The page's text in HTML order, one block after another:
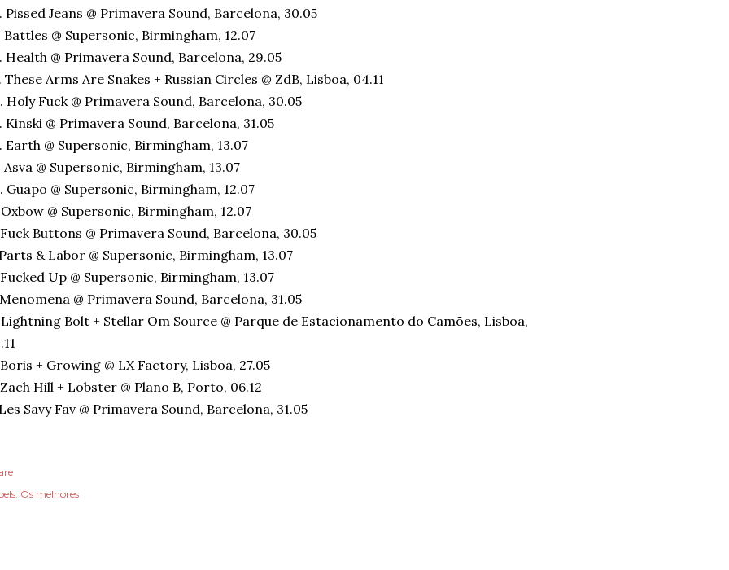
Pissed Jeans @ Primavera Sound, Barcelona, 30.05
Battles @ Supersonic, Birmingham, 12.07
Health @ Primavera Sound, Barcelona, 29.05
These Arms Are Snakes + Russian Circles @ ZdB, Lisboa, 04.11
Holy Fuck @ Primavera Sound, Barcelona, 30.05
Kinski @ Primavera Sound, Barcelona, 31.05
Earth @ Supersonic, Birmingham, 13.07
Asva @ Supersonic, Birmingham, 13.07
Guapo @ Supersonic, Birmingham, 12.07
@ Supersonic, Birmingham, 12.07
Buttons @ Primavera Sound, Barcelona, 30.05
& Labor @ Supersonic, Birmingham, 13.07
Up @ Supersonic, Birmingham, 13.07
@ Primavera Sound, Barcelona, 31.05
Bolt + Stellar Om Source @ Parque de Estacionamento do Camões, Lisboa,
+ Growing @ LX Factory, Lisboa, 27.05
Hill + Lobster @ Plano B, Porto, 06.12
Savy Fav @ Primavera Sound, Barcelona, 31.05
Os melhores